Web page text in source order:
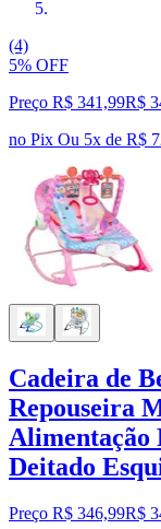
(4)
5% OFF
Preço R$ 341,99R$
no Pix Ou 5x de R$
Cadeira de
Repouseira
Alimentação
Deitado
Preço R$ 346,99R$